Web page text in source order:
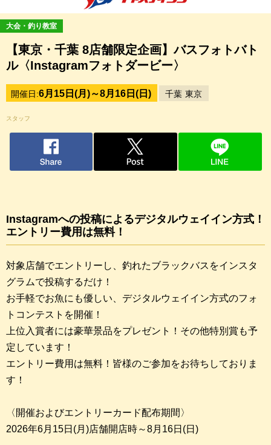
大会・釣り教室
【東京・千葉 8店舗限定企画】バスフォトバト
ル〈Instagramフォトダービー〉
開催日:6月15日(月)～8月16日(日) 千葉 東京
スタッフ
Instagramへの投稿によるデジタルウェイイン方式！
エントリー費用は無料！
対象店舗でエントリーし、釣れたブラックバスをインスタ
グラムで投稿するだけ！
お手軽でお魚にも優しい、デジタルウェイイン方式のフォ
トコンテストを開催！
上位入賞者には豪華景品をプレゼント！その他特別賞も予
定しています！
エントリー費用は無料！皆様のご参加をお待ちしておりま
す！
〈開催およびエントリーカード配布期間〉
2026年6月15日(月)店舗開店時～8月16日(日)